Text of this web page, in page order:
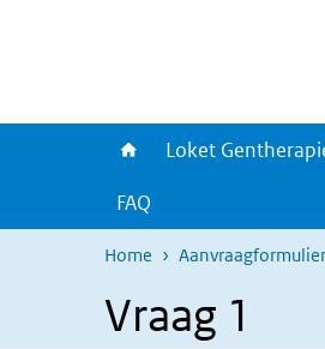
Loket
FAQ
Home Aanvraagformulier
Vraag 1